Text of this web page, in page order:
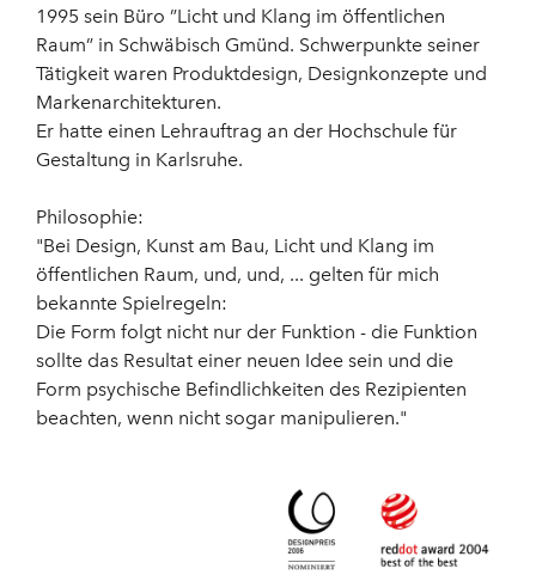
1995 sein Büro ”Licht und Klang im öffentlichen
Raum” in Schwäbisch Gmünd. Schwerpunkte seiner
Tätigkeit waren Produktdesign, Designkonzepte und
Markenarchitekturen.
Er hatte einen Lehrauftrag an der Hochschule für
Gestaltung in Karlsruhe.
Philosophie:
"Bei Design, Kunst am Bau, Licht und Klang im
öffentlichen Raum, und, und, ... gelten für mich
bekannte Spielregeln:
Die Form folgt nicht nur der Funktion - die Funktion
sollte das Resultat einer neuen Idee sein und die
Form psychische Befindlichkeiten des Rezipienten
beachten, wenn nicht sogar manipulieren."